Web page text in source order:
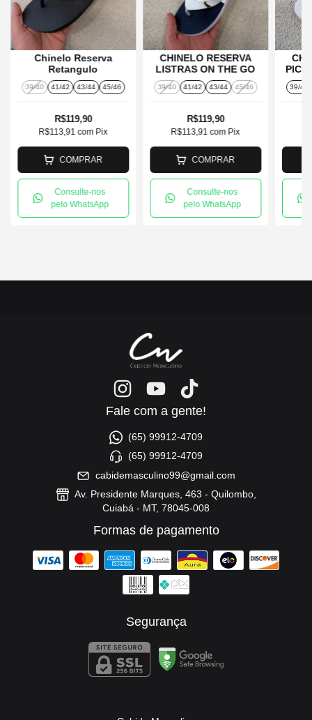
Chinelo Reserva
Retangulo
39/40 41/42 43/44 45/46
R$119,90
R$113,91com Pix
COMPRAR
Consulte-nos
pelo WhatsApp
CHINELO RESERVA
LISTRAS ON THE GO
39/40 41/42 43/44 45/46
R$119,90
R$113,91com Pix
COMPRAR
Consulte-nos
pelo WhatsApp
39/40
Fale com a gente!
(65) 99912-4709
(65) 99912-4709
cabidemasculino99@gmail.com
Av. Presidente Marques, 463 - Quilombo,
Cuiabá - MT, 78045-008
Formas de pagamento
Segurança